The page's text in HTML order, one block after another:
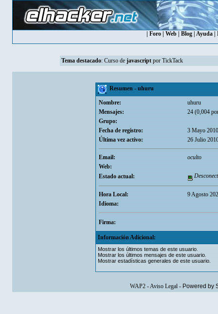
Foro Web Blog Ayuda
Tema destacado: Curso de javascriptpor TickTack
Resumen - uhuru
Nombre:
uhuru
Mensajes:
24 (0,004
Grupo:
Fecha de registro:
3 Mayo
Última vez activo:
26 Julio
Email:
oculto
Web:
Estado actual:
Hora Local:
9 Agosto
Idioma:
Firma:
Información Adicional:
Mostrar los últimos temas de este usuario.
Mostrar los últimos mensajes de este usuario.
Mostrar estadísticas generales de este usuario.
WAP2-Aviso Legal- Powered by